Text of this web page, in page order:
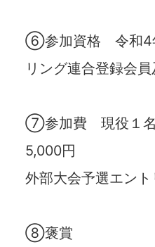
⑥参加資格 令和4
リング連合登録会
⑦参加費 現役１
5,000円
外部大会予選エン
⑧褒賞